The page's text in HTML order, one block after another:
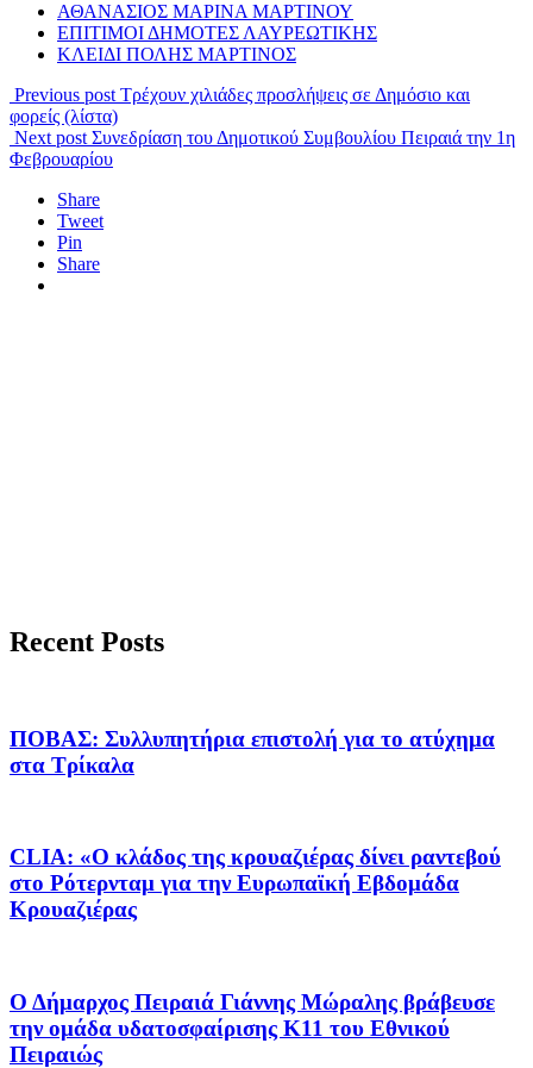
ΑΘΑΝΑΣΙΟΣ ΜΑΡΙΝΑ ΜΑΡΤΙΝΟΥ
ΕΠΙΤΙΜΟΙ ΔΗΜΟΤΕΣ ΛΑΥΡΕΩΤΙΚΗΣ
ΚΛΕΙΔΙ ΠΟΛΗΣ ΜΑΡΤΙΝΟΣ
Previous post Τρέχουν χιλιάδες προσλήψεις σε Δημόσιο και
φορείς (λίστα)
Next post Συνεδρίαση του Δημοτικού Συμβουλίου Πειραιά την 1η
Φεβρουαρίου
Share
Tweet
Pin
Share
Recent Posts
ΠΟΒΑΣ: Συλλυπητήρια επιστολή για το ατύχημα
στα Τρίκαλα
CLIA: «Ο κλάδος της κρουαζιέρας δίνει ραντεβού
στο Ρότερνταμ για την Ευρωπαϊκή Εβδομάδα
Κρουαζιέρας
Ο Δήμαρχος Πειραιά Γιάννης Μώραλης βράβευσε
την ομάδα υδατοσφαίρισης Κ11 του Εθνικού
Πειραιώς